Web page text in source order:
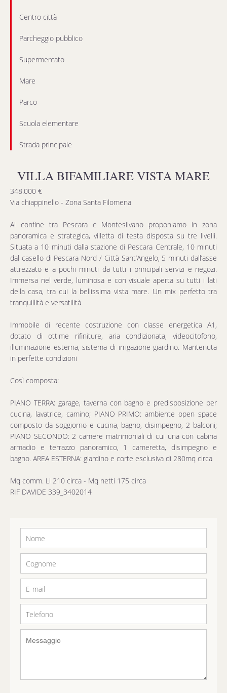
Centro città
Parcheggio pubblico
Supermercato
Mare
Parco
Scuola elementare
Strada principale
VILLA BIFAMILIARE VISTA MARE
348.000 €
Via chiappinello - Zona Santa Filomena
Al confine tra Pescara e Montesilvano proponiamo in zona
panoramica e strategica, villetta di testa disposta su tre livelli.
Situata a 10 minuti dalla stazione di Pescara Centrale, 10 minuti
dal casello di Pescara Nord / Città Sant’Angelo, 5 minuti dall’asse
attrezzato e a pochi minuti da tutti i principali servizi e negozi.
Immersa nel verde, luminosa e con visuale aperta su tutti i lati
della casa, tra cui la bellissima vista mare. Un mix perfetto tra
tranquillità e versatilità
Immobile di recente costruzione con classe energetica A1,
dotato di ottime rifiniture, aria condizionata, videocitofono,
illuminazione esterna, sistema di irrigazione giardino. Mantenuta
in perfette condizioni
Così composta:
PIANO TERRA: garage, taverna con bagno e predisposizione per
cucina, lavatrice, camino; PIANO PRIMO: ambiente open space
composto da soggiorno e cucina, bagno, disimpegno, 2 balconi;
PIANO SECONDO: 2 camere matrimoniali di cui una con cabina
armadio e terrazzo panoramico, 1 cameretta, disimpegno e
bagno. AREA ESTERNA: giardino e corte esclusiva di 280mq circa
Mq comm. Li 210 circa - Mq netti 175 circa
RIF DAVIDE 339_3402014